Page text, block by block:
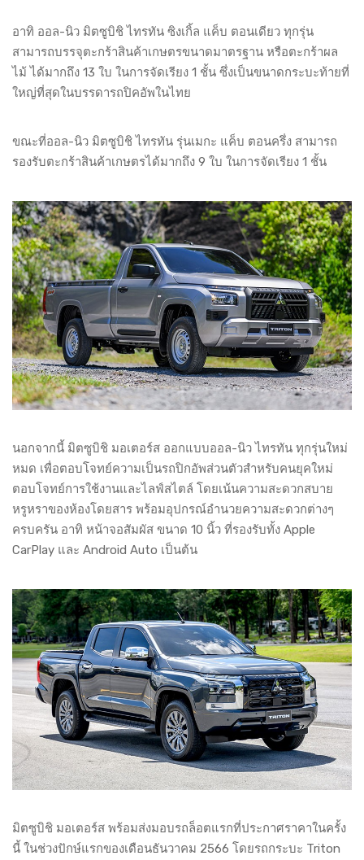
อาทิ ออล-นิว มิตซูบิชิ ไทรทัน ซิงเกิ้ล แค็บ ตอนเดียว ทุกรุ่น
สามารถบรรจุตะกร้าสินค้าเกษตรขนาดมาตรฐาน หรือตะกร้าผล
ไม้ ได้มากถึง 13 ใบ ในการจัดเรียง 1 ชั้น ซึ่งเป็นขนาดกระบะท้ายที่
ใหญ่ที่สุดในบรรดารถปิคอัพในไทย
ขณะที่ออล-นิว มิตซูบิชิ ไทรทัน รุ่นเมกะ แค็บ ตอนครึ่ง สามารถ
รองรับตะกร้าสินค้าเกษตรได้มากถึง 9 ใบ ในการจัดเรียง 1 ชั้น
นอกจากนี้ มิตซูบิชิ มอเตอร์ส ออกแบบออล-นิว ไทรทัน ทุกรุ่นใหม่
หมด เพื่อตอบโจทย์ความเป็นรถปิกอัพส่วนตัวสำหรับคนยุคใหม่
ตอบโจทย์การใช้งานและไลฟ์สไตล์ โดยเน้นความสะดวกสบาย
หรูหราของห้องโดยสาร พร้อมอุปกรณ์อำนวยความสะดวกต่างๆ
ครบครัน อาทิ หน้าจอสัมผัส ขนาด 10 นิ้ว ที่รองรับทั้ง Apple
CarPlay และ Android Auto เป็นต้น
มิตซูบิชิ มอเตอร์ส พร้อมส่งมอบรถล็อตแรกที่ประกาศราคาในครั้ง
นี้ ในช่วงปักษ์แรกของเดือนธันวาคม 2566 โดยรถกระบะ Triton